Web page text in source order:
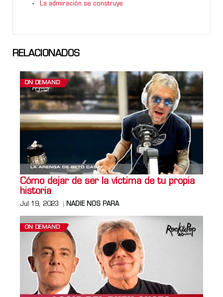
La admiración se construye
RELACIONADOS
ON DEMAND
Cómo dejar de ser la víctima de tu propia
historia
Jul 19, 2023 NADIE NOS PARA
ON DEMAND